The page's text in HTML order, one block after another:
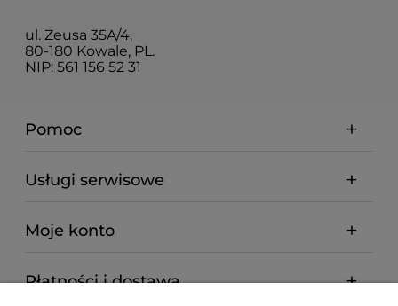
ul. Zeusa 35A/4,
80-180 Kowale, PL.
NIP: 561 156 52 31
Pomoc
Usługi serwisowe
Moje konto
Płatności i dostawa